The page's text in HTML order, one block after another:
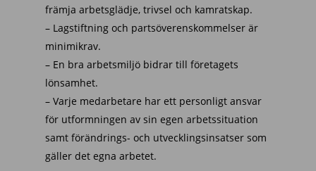
främja arbetsglädje, trivsel och kamratskap.
– Lagstiftning och partsöverenskommelser är
minimikrav.
– En bra arbetsmiljö bidrar till företagets
lönsamhet.
– Varje medarbetare har ett personligt ansvar
för utformningen av sin egen arbetssituation
samt förändrings- och utvecklingsinsatser som
gäller det egna arbetet.